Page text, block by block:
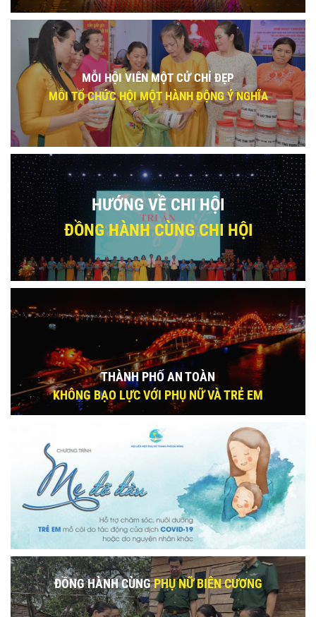
MỖI HỘI VIÊN MỘT CỬ CHỈ ĐẸP
MỖI TỔ CHỨC HỘI MỘT HÀNH ĐỘNG Ý NGHĨA
HƯỚNG VỀ CHI HỘI
ĐỒNG HÀNH CÙNG CHI HỘI
THÀNH PHỐ AN TOÀN
KHÔNG BẠO LỰC VỚI PHỤ NỮ VÀ TRẺ EM
ĐỒNG HÀNH CÙNGPHỤ NỮ BIÊN CƯƠNG